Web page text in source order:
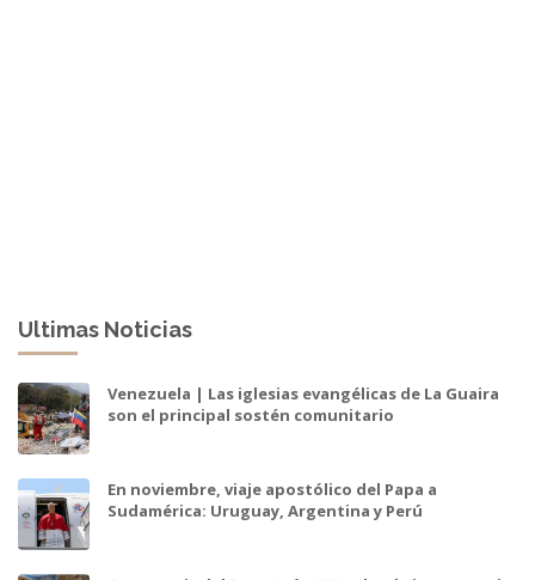
Ultimas Noticias
Venezuela | Las iglesias evangélicas de La Guaira
son el principal sostén comunitario
En noviembre, viaje apostólico del Papa a
Sudamérica: Uruguay, Argentina y Perú